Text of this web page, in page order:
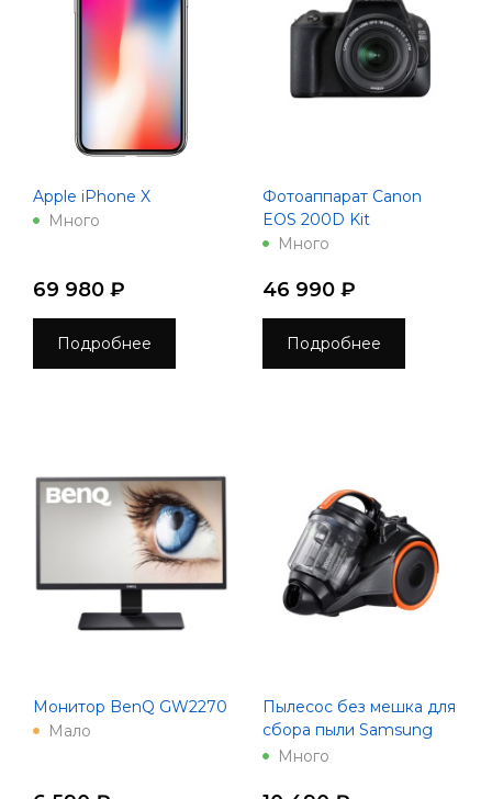
Apple iPhone X
Много
69 980 ₽
Подробнее
Фотоаппарат Canon
EOS 200D Kit
Много
46 990 ₽
Подробнее
Монитор BenQ GW2270
Мало
Пылесос без мешка для
сбора пыли Samsung
VC4100K
Много